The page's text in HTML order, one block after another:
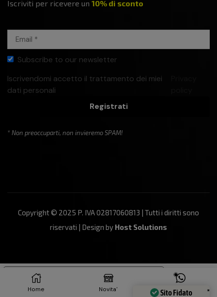
Home Novita' Contattaci
Iscriviti per ricevere un 10% di sconto
Subscribe to our newsletter
Iscrivendomi accetto il trattamento dei miei
dati personali
Registrati
* Non preoccuparti, non invieremo SPAM!
Copyright © 2025 P. IVA 02817060813 | Tutti i diritti sono
riservati | Design by Host Solutions
Sito Fidato
Informativa sulla raccolta
Le tue preferenze relative alla privacy